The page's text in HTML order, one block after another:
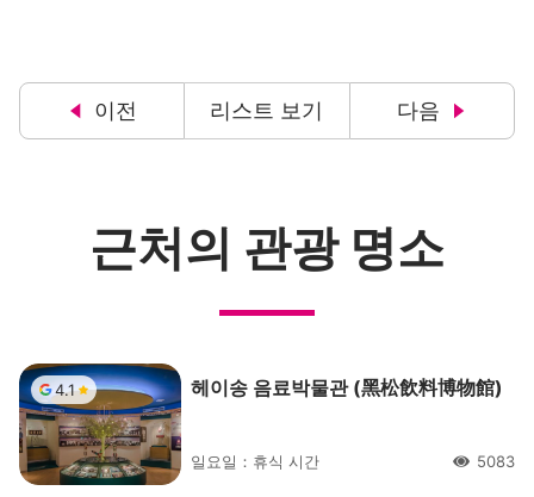
이전 리스트 보기 다음
근처의 관광 명소
4.1 헤이송 음료박물관 (黑松飲料博物館)
일요일：휴식 시간 人氣5083